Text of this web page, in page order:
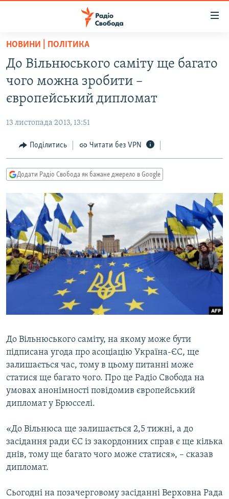
Перейти
основного
матеріалу
до
основної
Перейти
до
пошуку
ВСЕ ЗА ДОБУ
ЕКОНОМІКА
СУСПІЛЬСТВО
СВІТ
РОСІЙСЬКА «ФІЛЬТРАЦІЯ»
ДОНБАС.РЕАЛІЇ
ТИ ЯК?
ПРИАЗОВ’Я
КИТАЙ.ВИКЛИКИ
МУЛЬТИМЕДІА
ФОТО
СПЕЦПРОЄКТИ
ПОДКАСТИ
КРИМ РЕАЛІЇ
РУС
КТАТ
Усі сайти RFE/RL
НОВИНИ | ПОЛІТИКА
До Вільнюського саміту ще багато
чого можна зробити –
європейський дипломат
13 листопада 2013, 13:51
Поділитись Читати без VPN
Додати Радіо Свобода як бажане джерело в Google
До Вільнюського саміту, на якому може бути
підписана угода про асоціацію Україна-ЄС, ще
залишається час, тому в цьому питанні може
статися ще багато чого. Про це Радіо Свобода на
умовах анонімності повідомив європейський
дипломат у Брюсселі.
«До Вільнюса ще залишається 2,5 тижні, а до
засідання ради ЄС із закордонних справ є ще кілька
днів, тому ще багато чого може статися», – сказав
дипломат.
Сьогодні на позачерговому засіданні Верховна Рада